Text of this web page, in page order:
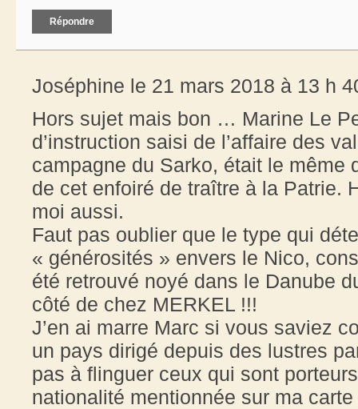
Répondre
Joséphine le 21 mars 2018 à 13 h
Hors sujet mais bon … Marine Le
d’instruction saisi de l’affaire des
campagne du Sarko, était le même
de cet enfoiré de traître à la Patrie.
moi aussi.
Faut pas oublier que le type qui
« générosités » envers le Nico,
été retrouvé noyé dans le Danube
côté de chez MERKEL !!!
J’en ai marre Marc si vous saviez
un pays dirigé depuis des lustres
pas à flinguer ceux qui sont
nationalité mentionnée sur ma carte